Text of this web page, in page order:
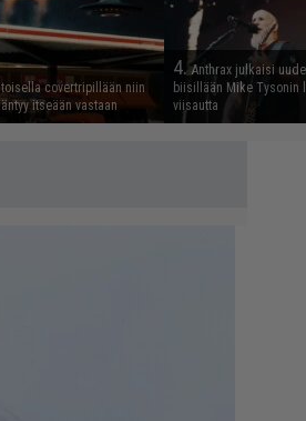
toisella covertripillään niin
itseään vastaan
4.Anthrax julkaisi
biisillään Mike Tysonin
viisautta